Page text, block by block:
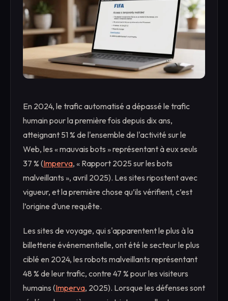
En 2024, le trafic automatisé a dépassé le trafic
humain pour la première fois depuis dix ans,
atteignant 51 % de l'ensemble de l'activité sur le
Web, les « mauvais bots » représentant à eux seuls
37 % (Imperva, « Rapport 2025 sur les bots
malveillants », avril 2025). Les sites ripostent avec
vigueur, et la première chose qu’ils vérifient, c’est
l’origine d’une requête.
Les sites de voyage, qui s'apparentent le plus à la
billetterie événementielle, ont été le secteur le plus
ciblé en 2024, les robots malveillants représentant
48 % de leur trafic, contre 47 % pour les visiteurs
humains (Imperva, 2025). Lorsque les défenses sont